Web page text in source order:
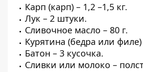
Карп (карп) – 1,2 –1,5 кг.
Лук – 2 штуки.
Сливочное масло – 80 г.
Курятина (бедра или филе)
Батон – 3 кусочка.
Сливки или молоко –